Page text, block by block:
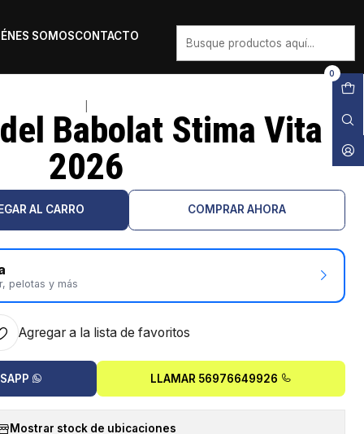
SOMOSCONTACTO
0
Babolat Stima Vita
2026
AL CARRO COMPRAR AHORA
pelotas y más
Agregar a la lista de favoritos
LLAMAR 56976649926
Mostrar stock de ubicaciones